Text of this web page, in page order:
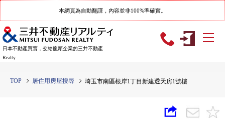
本網頁為自動翻譯，內容並非100%準確實。
日本不動產買賣，交給龍頭企業的三井不動產
Realty
TOP 居住用房屋搜尋 埼玉市南區根岸1丁目新建透天房1號樓